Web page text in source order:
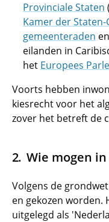
Provinciale Staten
Kamer der Staten-
gemeenteraden
eilanden in
het Europees
Voorts hebben
kiesrecht voor het
zover het betreft de
Wie mogen
Volgens de
en gekozen
uitgelegd als